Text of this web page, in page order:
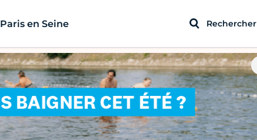
Paris en Seine Rechercher